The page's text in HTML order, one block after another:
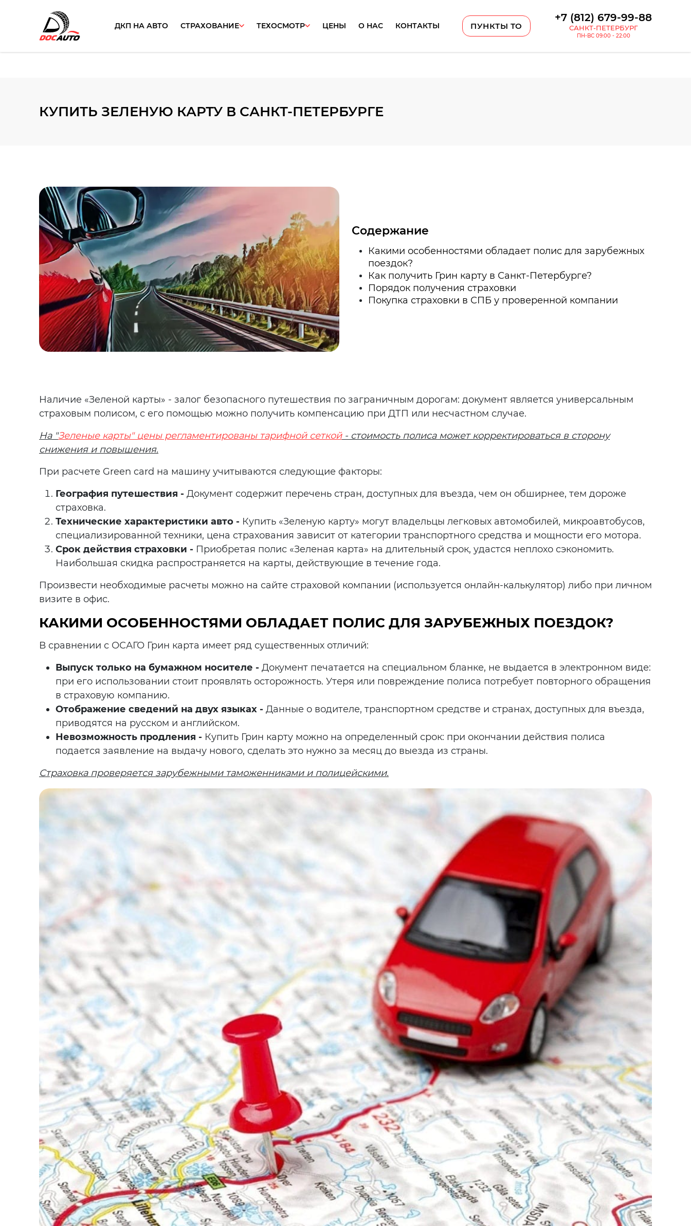
ДКП НА АВТО СТРАХОВАНИЕ ТЕХОСМОТР ЦЕНЫ О НАС КОНТАКТЫ ПУНКТЫ ТО
+7 (812) 679-99-88
САНКТ-ПЕТЕРБУРГ
ПН-ВС 09:00 - 22:00
КУПИТЬ ЗЕЛЕНУЮ КАРТУ В САНКТ-ПЕТЕРБУРГЕ
Содержание
Какими особенностями обладает полис для зарубежных
поездок?
Как получить Грин карту в Санкт-Петербурге?
Порядок получения страховки
Покупка страховки в СПБ у проверенной компании
Наличие «Зеленой карты» - залог безопасного путешествия по заграничным дорогам: документ является универсальным
страховым полисом, с его помощью можно получить компенсацию при ДТП или несчастном случае.
На "Зеленые карты" цены регламентированы тарифной сеткой- стоимость полиса может корректироваться в сторону
снижения и повышения.
При расчете Green card на машину учитываются следующие факторы:
География путешествия - Документ содержит перечень стран, доступных для въезда, чем он обширнее, тем дороже
страховка.
Технические характеристики авто - Купить «Зеленую карту» могут владельцы легковых автомобилей, микроавтобусов,
специализированной техники, цена страхования зависит от категории транспортного средства и мощности его мотора.
Срок действия страховки - Приобретая полис «Зеленая карта» на длительный срок, удастся неплохо сэкономить.
Наибольшая скидка распространяется на карты, действующие в течение года.
Произвести необходимые расчеты можно на сайте страховой компании (используется онлайн-калькулятор) либо при личном
визите в офис.
КАКИМИ ОСОБЕННОСТЯМИ ОБЛАДАЕТ ПОЛИС ДЛЯ ЗАРУБЕЖНЫХ ПОЕЗДОК?
В сравнении с ОСАГО Грин карта имеет ряд существенных отличий:
Выпуск только на бумажном носителе - Документ печатается на специальном бланке, не выдается в электронном виде:
при его использовании стоит проявлять осторожность. Утеря или повреждение полиса потребует повторного обращения
в страховую компанию.
Отображение сведений на двух языках - Данные о водителе, транспортном средстве и странах, доступных для въезда,
приводятся на русском и английском.
Невозможность продления - Купить Грин карту можно на определенный срок: при окончании действия полиса
подается заявление на выдачу нового, сделать это нужно за месяц до выезда из страны.
Страховка проверяется зарубежными таможенниками и полицейскими.